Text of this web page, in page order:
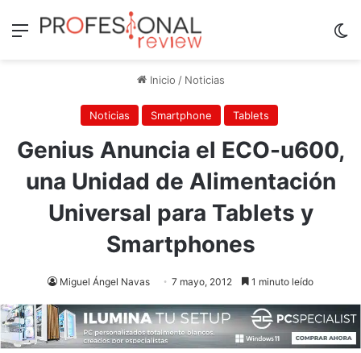
Menú
Inicio / Noticias
Noticias Smartphone Tablets
Genius Anuncia el ECO-u600,
una Unidad de Alimentación
Universal para Tablets y
Smartphones
Miguel Ángel Navas 7 mayo, 2012 1 minuto leído